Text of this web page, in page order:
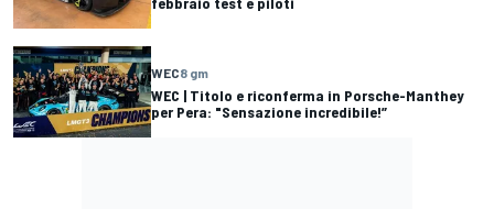
WEC8 gm
WEC | Titolo e riconferma in Porsche-Manthey
per Pera: "Sensazione incredibile!”